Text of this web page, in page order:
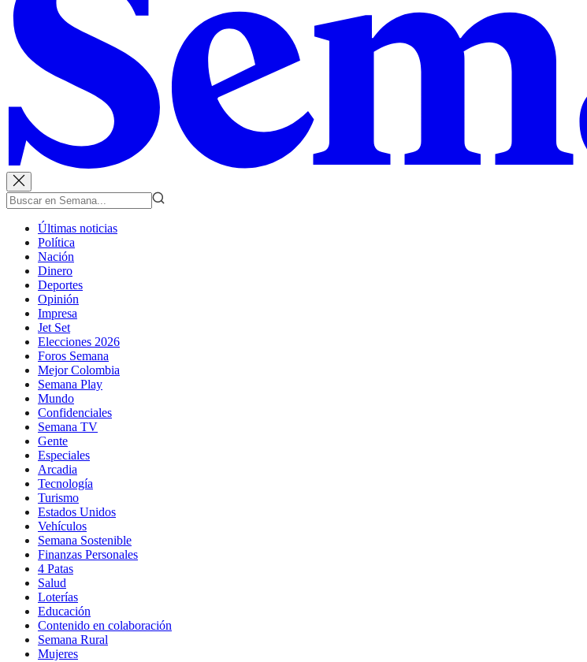
Últimas noticias
Política
Nación
Dinero
Deportes
Opinión
Impresa
Jet Set
Elecciones 2026
Foros Semana
Mejor Colombia
Semana Play
Mundo
Confidenciales
Semana TV
Gente
Especiales
Arcadia
Tecnología
Turismo
Estados Unidos
Vehículos
Semana Sostenible
Finanzas Personales
4 Patas
Salud
Loterías
Educación
Contenido en colaboración
Semana Rural
Mujeres